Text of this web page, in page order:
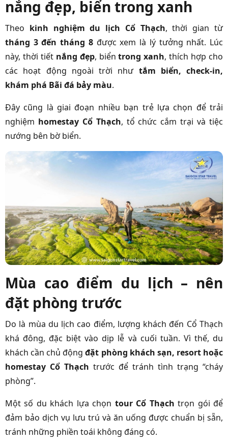
nắng đẹp, biển trong xanh
Theo kinh nghiệm du lịch Cổ Thạch, thời gian từ
tháng 3 đến tháng 8được xem là lý tưởng nhất. Lúc
này, thời tiết nắng đẹp, biểntrong xanh, thích hợp cho
các hoạt động ngoài trời như tắm biển, check-in,
khám phá Bãi đá bảy màu.
Đây cũng là giai đoạn nhiều bạn trẻ lựa chọn để trải
nghiệm homestay Cổ Thạch, tổ chức cắm trại và tiệc
nướng bên bờ biển.
Mùa cao điểm du lịch – nên
đặt phòng trước
Do là mùa du lịch cao điểm, lượng khách đến Cổ Thạch
khá đông, đặc biệt vào dịp lễ và cuối tuần. Vì thế, du
khách cần chủ độngđặt phòng khách sạn, resort hoặc
homestay Cổ Thạch trước để tránh tình trạng “cháy
phòng”.
Một số du khách lựa chọn tour Cổ Thạch trọn gói để
đảm bảo dịch vụ lưu trú và ăn uống được chuẩn bị sẵn,
tránh những phiền toái không đáng có.